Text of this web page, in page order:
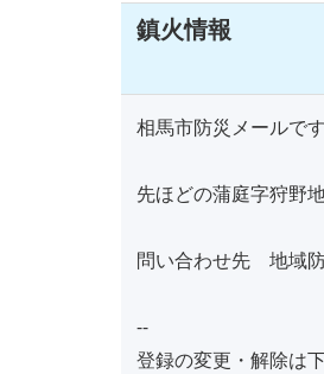
鎮火情報
相馬市防災メールです
先ほどの蒲庭字狩野
問い合わせ先 地域
--
登録の変更・解除は